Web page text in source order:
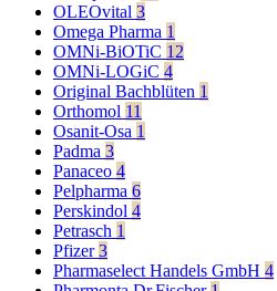
OLEOvital 3
Omega Pharma 1
OMNi-BiOTiC 12
OMNi-LOGiC 4
Original Bachblüten 1
Orthomol 11
Osanit-Osa 1
Padma 3
Panaceo 4
Pelpharma 6
Perskindol 4
Petrasch 1
Pfizer3
Pharmaselect Handels GmbH 4